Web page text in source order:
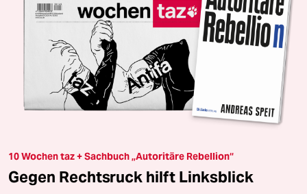
10 Wochen taz + Sachbuch „Autoritäre Rebellion“
Gegen Rechtsruck hilft Linksblick